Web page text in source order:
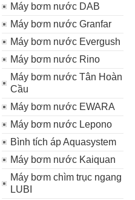
Máy bơm nước DAB
Máy bơm nước Granfar
Máy bơm nước Evergush
Máy bơm nước Rino
Máy bơm nước Tân Hoàn
Cầu
Máy bơm nước EWARA
Máy bơm nước Lepono
Bình tích áp Aquasystem
Máy bơm nước Kaiquan
Máy bơm chìm trục ngang
LUBI